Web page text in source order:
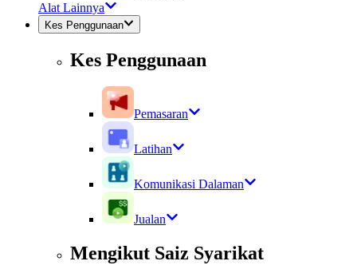
Alat Lainnya
Kes Penggunaan
Kes Penggunaan
Pemasaran
Latihan
Komunikasi Dalaman
Jualan
Mengikut Saiz Syarikat